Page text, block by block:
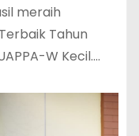
meraih
Tahun
W Kecil.…